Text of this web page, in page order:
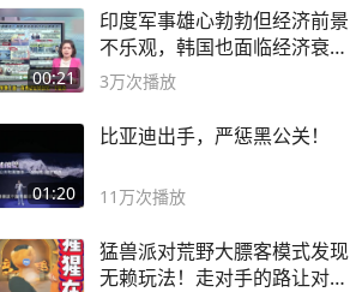
00:21
印度军事雄心勃勃但经济前景
不乐观，韩国也面临经济衰退
风险
3万次播放
01:20
比亚迪出手，严惩黑公关！
11万次播放
猛兽派对荒野大膘客模式发现
无赖玩法！走对手的路让对手